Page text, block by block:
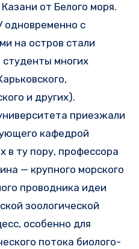
от Белого моря.
одновременно с
на остров стали
многих
и других).
приезжали
кафедрой
в ту пору, профессора
— крупного морского
проводника идеи
зоологической
особенно для
потока биолого-